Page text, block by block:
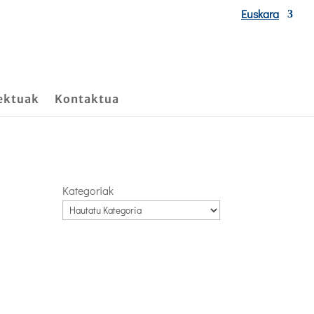
Euskara
Kontaktua
Kategoriak